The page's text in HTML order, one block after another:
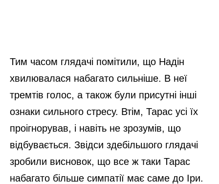
Тим часом глядачі помітили, що Надін
хвилювалася набагато сильніше. В неї
тремтів голос, а також були присутні інші
ознаки сильного стресу. Втім, Тарас усі їх
проігнорував, і навіть не зрозумів, що
відбувається. Звідси здебільшого глядачі
зробили висновок, що все ж таки Тарас
набагато більше симпатії має саме до Іри.